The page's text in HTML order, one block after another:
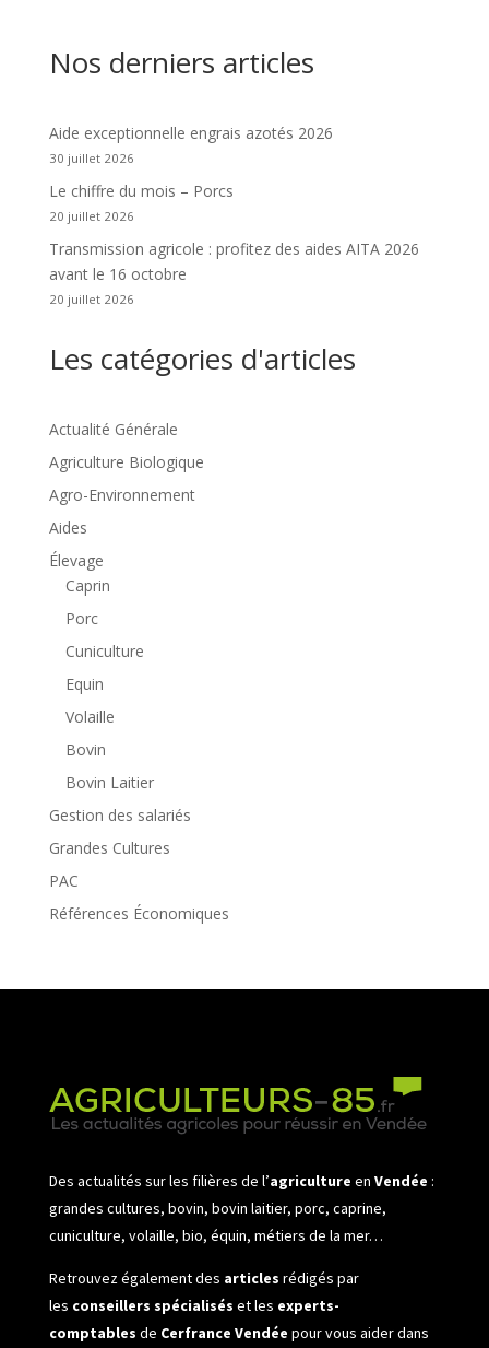
Nos derniers articles
Aide exceptionnelle engrais azotés 2026
30 juillet 2026
Le chiffre du mois – Porcs
20 juillet 2026
Transmission agricole : profitez des aides AITA 2026
avant le 16 octobre
20 juillet 2026
Les catégories d'articles
Actualité Générale
Agriculture Biologique
Agro-Environnement
Aides
Élevage
Caprin
Porc
Cuniculture
Equin
Volaille
Bovin
Bovin Laitier
Gestion des salariés
Grandes Cultures
PAC
Références Économiques
Des actualités sur les filières de l’agriculture en Vendée :
grandes cultures, bovin, bovin laitier, porc, caprine,
cuniculture, volaille, bio, équin, métiers de la mer…
Retrouvez également des articles rédigés par
les conseillers spécialisés et les experts-
comptables de Cerfrance Vendée pour vous aider dans